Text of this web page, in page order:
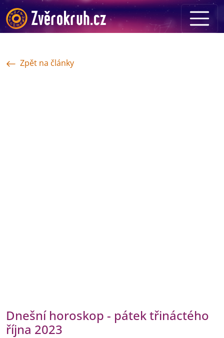
Zpět na články
Dnešní horoskop - pátek třináctého
října 2023